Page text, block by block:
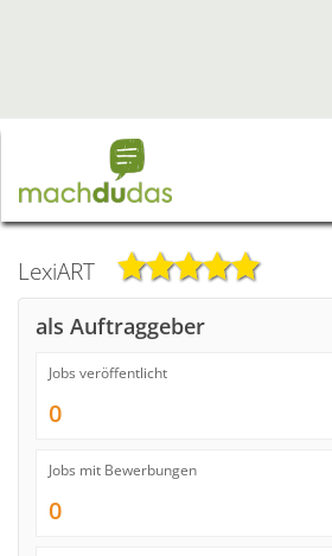
LexiART
als Auftraggeber
Jobs veröffentlicht
0
Jobs mit Bewerbungen
0